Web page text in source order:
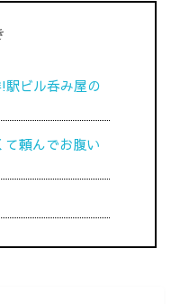
ビル呑み屋の
て頼んでお腹い